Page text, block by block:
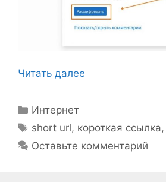
Читать далее
Рубрики
Интернет
Метки
short url, короткая ссылка,
Оставьте комментарий